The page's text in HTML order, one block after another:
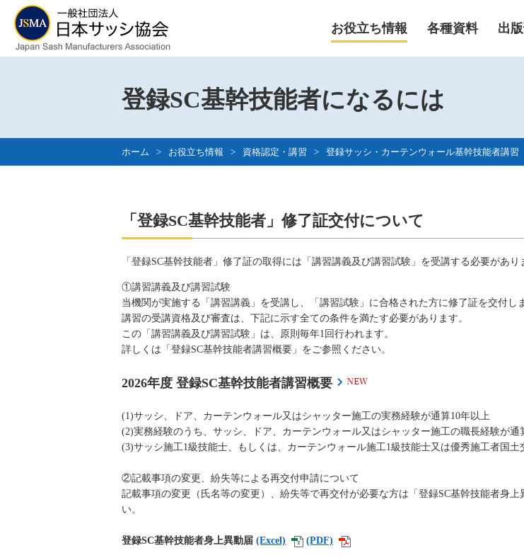
お役立ち情報 各種資料 出
登録SC基幹技能者になるには
ホーム > お役立ち情報 > 資格認定・講習 > 登録サッシ・カーテンウォール基幹技能者講習
「登録SC基幹技能者」修了証交付について
「登録SC基幹技能者」修了証の取得には「講習講義及び講習試験」を受講する必要があり
①講習講義及び講習試験
当機関が実施する「講習講義」を受講し、「講習試験」に合格された方に修了証を交付し
講習の受講資格及び審査は、下記に示す全ての条件を満たす必要があります。
この「講習講義及び講習試験」は、原則毎年1回行われます。
詳しくは「登録SC基幹技能者講習概要」をご参照ください。
2026年度 登録SC基幹技能者講習概要
(1)サッシ、ドア、カーテンウォール又はシャッター施工の実務経験が通算10年以上
(2)実務経験のうち、サッシ、ドア、カーテンウォール又はシャッター施工の職長経験が通
(3)サッシ施工1級技能士、もしくは、カーテンウォール施工1級技能士又は優秀施工者国土
②記載事項の変更、紛失等による再交付申請について
記載事項の変更（氏名等の変更）、紛失等で再交付が必要な方は「登録SC基幹技能者身
い。
登録SC基幹技能者身上異動届 (Excel) (PDF)